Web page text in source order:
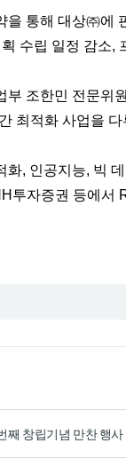
을 통해 대상㈜에
수립 일정 감소,
부 조한민 전문위
최적화 사업을
화, 인공지능, 빅
투자증권 등에서
째 창립기념 만찬 행사